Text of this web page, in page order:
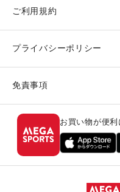
ご利用規約
プライバシーポリシー
免責事項
お買い物が便